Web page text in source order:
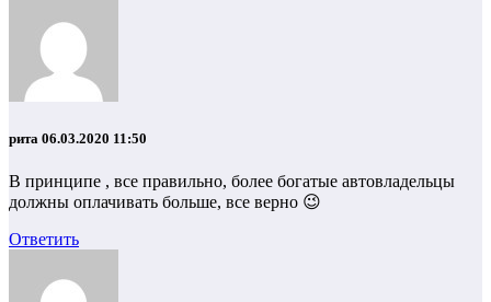
рита 06.03.2020 11:50
В принципе , все правильно, более богатые автовладельцы
должны оплачивать больше, все верно 😉
Ответить